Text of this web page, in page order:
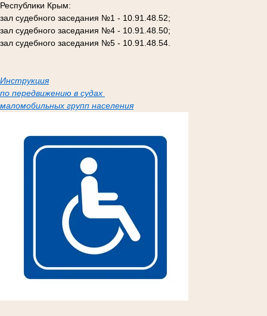
Республики Крым:
зал судебного заседания №1 - 10.91.48.52;
зал судебного заседания №4 - 10.91.48.50;
зал судебного заседания №5 - 10.91.48.54.
Инструкция
по передвижению в судах
маломобильных групп населения